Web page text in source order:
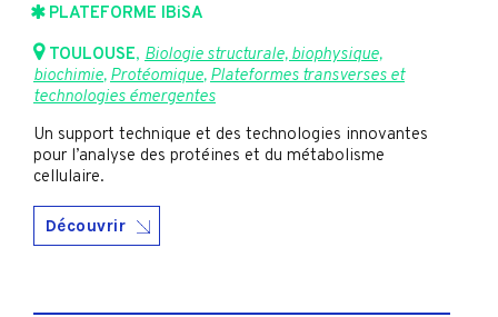
PLATEFORME IBiSA
TOULOUSE, Biologie structurale, biophysique,
biochimie,Protéomique,Plateformes transverses et
technologies émergentes
Un support technique et des technologies innovantes
pour l’analyse des protéines et du métabolisme
cellulaire.
Découvrir